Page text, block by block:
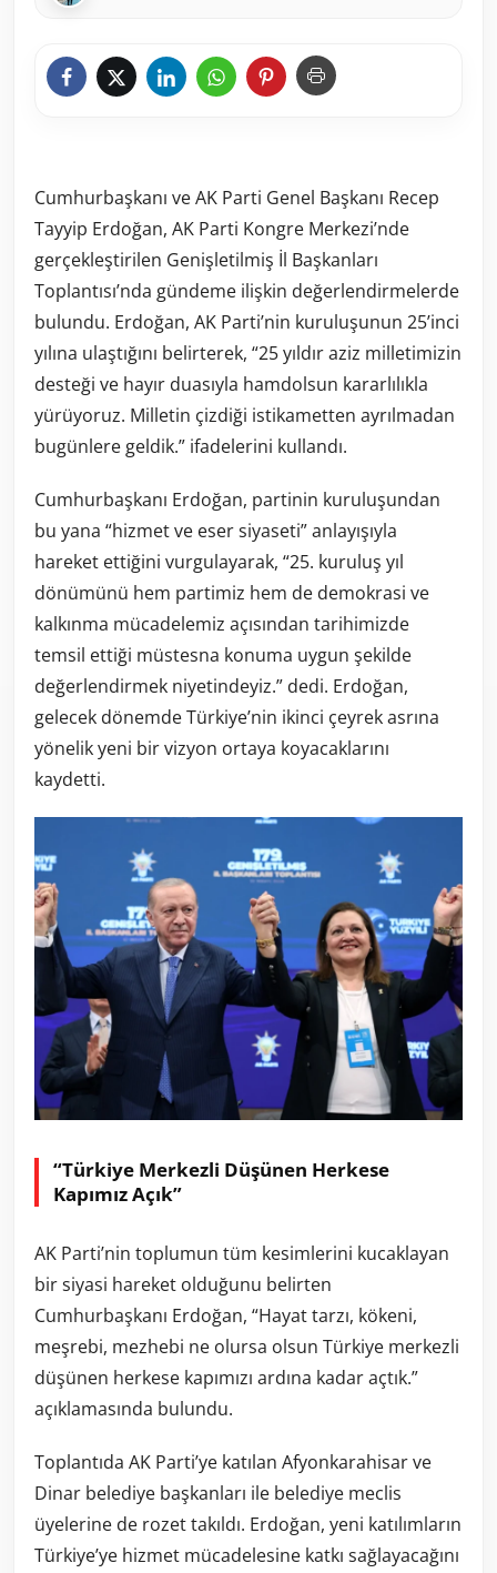
Cumhurbaşkanı ve AK Parti Genel Başkanı Recep
Tayyip Erdoğan, AK Parti Kongre Merkezi’nde
gerçekleştirilen Genişletilmiş İl Başkanları
Toplantısı’nda gündeme ilişkin değerlendirmelerde
bulundu. Erdoğan, AK Parti’nin kuruluşunun 25’inci
yılına ulaştığını belirterek, “25 yıldır aziz milletimizin
desteği ve hayır duasıyla hamdolsun kararlılıkla
yürüyoruz. Milletin çizdiği istikametten ayrılmadan
bugünlere geldik.” ifadelerini kullandı.
Cumhurbaşkanı Erdoğan, partinin kuruluşundan
bu yana “hizmet ve eser siyaseti” anlayışıyla
hareket ettiğini vurgulayarak, “25. kuruluş yıl
dönümünü hem partimiz hem de demokrasi ve
kalkınma mücadelemiz açısından tarihimizde
temsil ettiği müstesna konuma uygun şekilde
değerlendirmek niyetindeyiz.” dedi. Erdoğan,
gelecek dönemde Türkiye’nin ikinci çeyrek asrına
yönelik yeni bir vizyon ortaya koyacaklarını
kaydetti.
“Türkiye Merkezli Düşünen Herkese
Kapımız Açık”
AK Parti’nin toplumun tüm kesimlerini kucaklayan
bir siyasi hareket olduğunu belirten
Cumhurbaşkanı Erdoğan, “Hayat tarzı, kökeni,
meşrebi, mezhebi ne olursa olsun Türkiye merkezli
düşünen herkese kapımızı ardına kadar açtık.”
açıklamasında bulundu.
Toplantıda AK Parti’ye katılan Afyonkarahisar ve
Dinar belediye başkanları ile belediye meclis
üyelerine de rozet takıldı. Erdoğan, yeni katılımların
Türkiye’ye hizmet mücadelesine katkı sağlayacağını